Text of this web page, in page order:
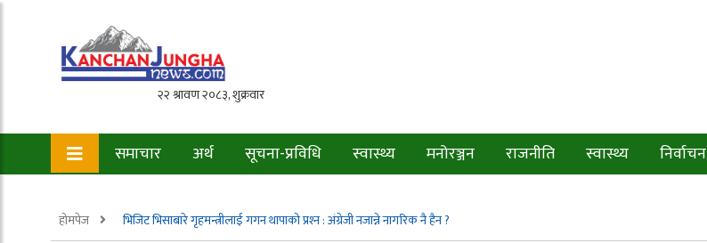
समाचार अर्थ सूचना-प्रविधि स्वास्थ्य मनोरञ्जन राजनीति स्वास्थ्य निर्वाचन
होमपेज भिजिट भिसाबारे गृहमन्त्रीलाई गगन थापाको प्रश्‍न : अंग्रेजी नजान्ने नागरिक नै हैन ?